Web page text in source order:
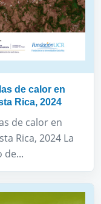
de calor en
Rica, 2024
de calor en
Rica, 2024 La
de...